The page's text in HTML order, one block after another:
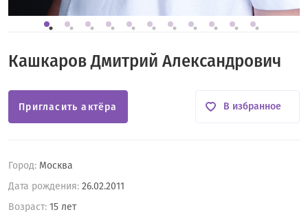
Кашкаров Дмитрий Александрович
Город: Москва
Дата рождения: 26.02.2011
Возраст: 15 лет
Пригласить актёра В избранное